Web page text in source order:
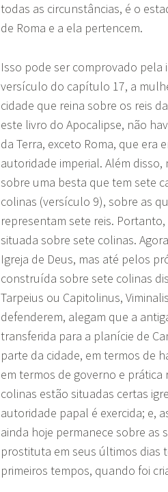
todas as circunstâncias, é o
de Roma e a ela pertencem.
Isso pode ser comprovado
versículo do capítulo 17, a
cidade que reina sobre os reis
este livro do Apocalipse, não
da Terra, exceto Roma, que era
autoridade imperial. Além
sobre uma besta que tem sete
colinas (versículo 9), sobre as
representam sete reis.
situada sobre sete colinas.
Igreja de Deus, mas até pelos
construída sobre sete colinas
Tarpeius ou Capitolinus,
defenderem, alegam que a
transferida para a planície de
parte da cidade, em termos de
em termos de governo e prática
colinas estão situadas certas
autoridade papal é exercida; e,
ainda hoje permanece sobre as
prostituta em seus últimos dias
primeiros tempos, quando foi